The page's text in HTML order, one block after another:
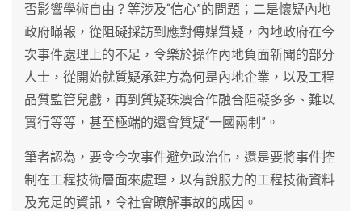
否影響學術自由？等涉及“信心”的問題；二是懷疑內地
政府瞞報，從阻礙採訪到應對傳媒質疑，內地政府在今
次事件處理上的不足，令樂於操作內地負面新聞的部分
人士，從開始就質疑承建方為何是內地企業，以及工程
品質監管兒戲，再到質疑珠澳合作融合阻礙多多、難以
實行等等，甚至極端的還會質疑“一國兩制”。
筆者認為，要令今次事件避免政治化，還是要將事件控
制在工程技術層面來處理，以有說服力的工程技術資料
及充足的資訊，令社會瞭解事故的成因。